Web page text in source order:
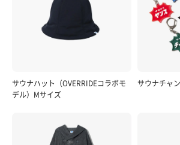
サウナハット（OVERRIDEコラボモ
デル）Mサイズ
サウナチャ